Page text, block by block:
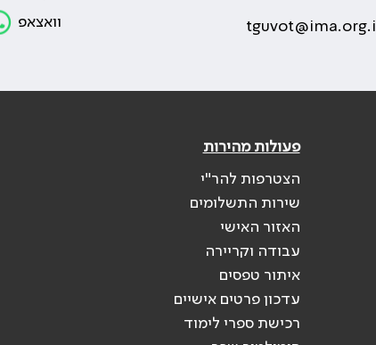
tguvot@ima.org.il
וואצאפ
פעולות מהירות
הצטרפות להר"י
שירות התשלומים
האזור האישי
עבודה וקריירה
איתור טפסים
עדכון פרטים אישיים
רכישת ספרי לימוד